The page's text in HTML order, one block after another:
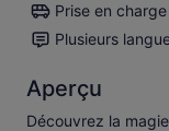
Prise en
Plusieurs
Aperçu
Découvrez la